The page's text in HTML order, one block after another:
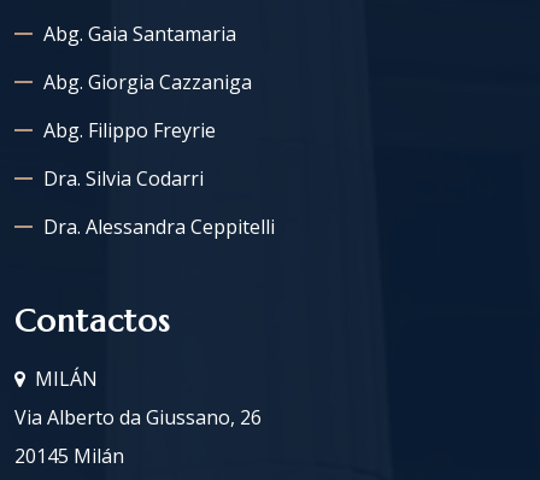
Abg. Gaia Santamaria
Abg. Giorgia Cazzaniga
Abg. Filippo Freyrie
Dra. Silvia Codarri
Dra. Alessandra Ceppitelli
Contactos
MILÁN
Via Alberto da Giussano, 26
20145 Milán